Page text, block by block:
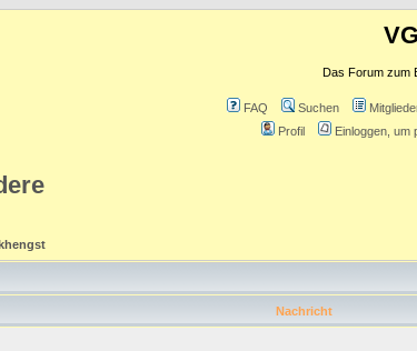
Das Forum zum
FAQ Suchen
Profil
Einloggen, um
Nachricht